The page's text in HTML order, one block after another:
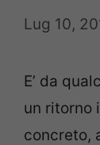
Lug 10,
E’ da
un ritorno
concreto,